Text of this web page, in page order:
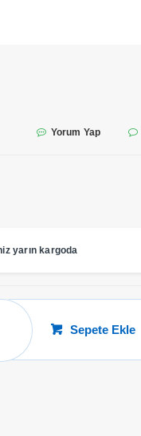
Yorum Yap
yarın kargoda
Sepete Ekle